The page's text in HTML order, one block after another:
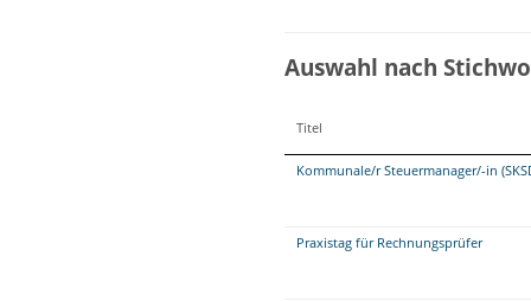
Auswahl nach
Titel
Kommunale/r Steuermanager/-in
Praxistag für Rechnungsprüfer